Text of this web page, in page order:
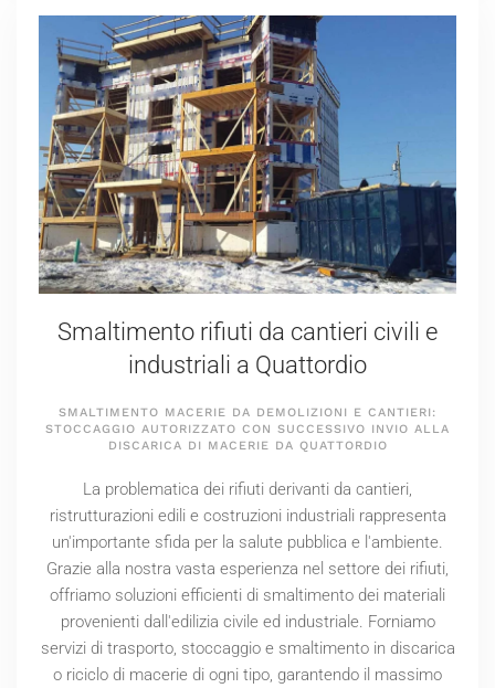
Smaltimento rifiuti da cantieri civili e
industriali a Quattordio
SMALTIMENTO MACERIE DA DEMOLIZIONI E CANTIERI:
STOCCAGGIO AUTORIZZATO CON SUCCESSIVO INVIO ALLA
DISCARICA DI MACERIE DA QUATTORDIO
La problematica dei rifiuti derivanti da cantieri,
ristrutturazioni edili e costruzioni industriali rappresenta
un'importante sfida per la salute pubblica e l'ambiente.
Grazie alla nostra vasta esperienza nel settore dei rifiuti,
offriamo soluzioni efficienti di smaltimento dei materiali
provenienti dall'edilizia civile ed industriale. Forniamo
servizi di trasporto, stoccaggio e smaltimento in discarica
o riciclo di macerie di ogni tipo, garantendo il massimo